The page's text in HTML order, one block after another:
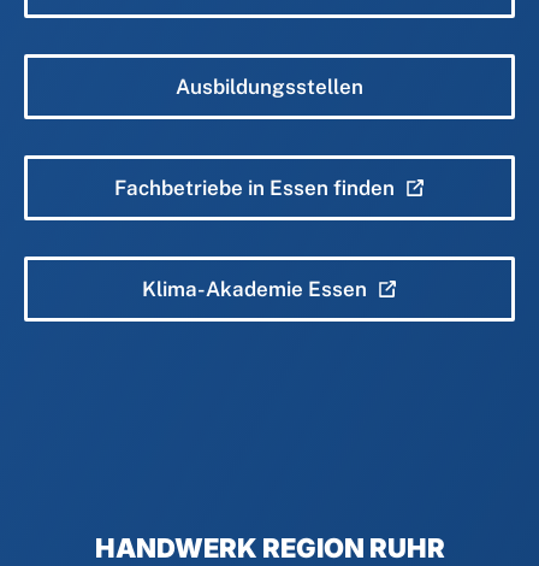
Ausbildungsstellen
Fachbetriebe in Essen finden
Klima-Akademie Essen
HANDWERK REGION RUHR